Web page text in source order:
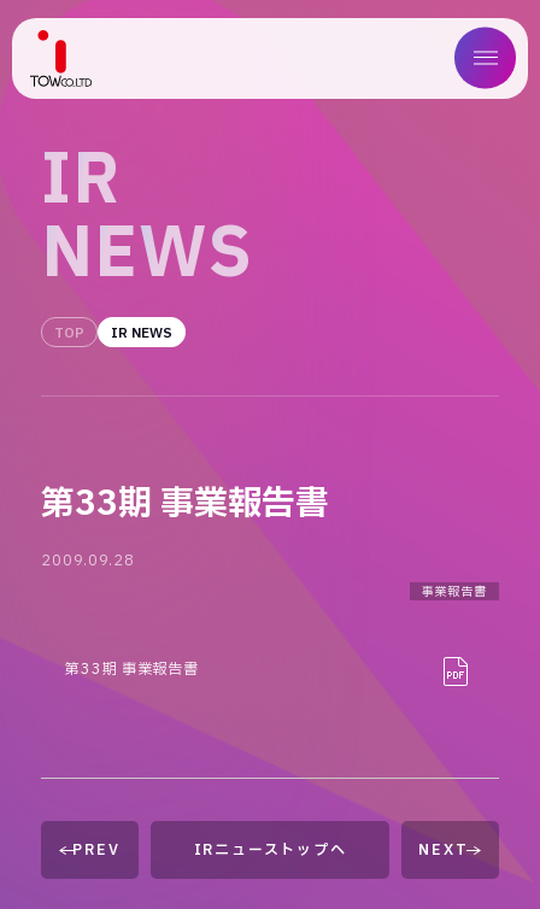
ABOUT US
WORKS
COMPANY
IR
IR
NEWS
TOP IR NEWS
第33期 事業報告書
2009.09.28
事業報告書
第33期 事業報告書
PREV IRニューストップへ NEXT